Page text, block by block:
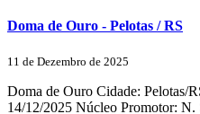
Doma de Ouro - Pelotas / RS
11 de Dezembro de 2025
Doma de Ouro Cidade: Pelotas/
14/12/2025 Núcleo Promotor: